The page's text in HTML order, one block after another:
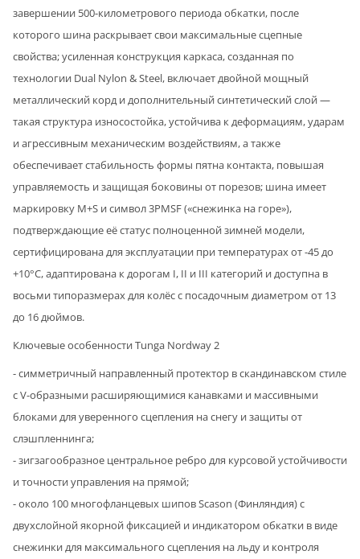
завершении 500-километрового периода обкатки, после
которого шина раскрывает свои максимальные сцепные
свойства; усиленная конструкция каркаса, созданная по
технологии Dual Nylon & Steel, включает двойной мощный
металлический корд и дополнительный синтетический слой —
такая структура износостойка, устойчива к деформациям, ударам
и агрессивным механическим воздействиям, а также
обеспечивает стабильность формы пятна контакта, повышая
управляемость и защищая боковины от порезов; шина имеет
маркировку M+S и символ 3PMSF («снежинка на горе»),
подтверждающие её статус полноценной зимней модели,
сертифицирована для эксплуатации при температурах от -45 до
+10°C, адаптирована к дорогам I, II и III категорий и доступна в
восьми типоразмерах для колёс с посадочным диаметром от 13
до 16 дюймов.
Ключевые особенности Tunga Nordway 2
- симметричный направленный протектор в скандинавском стиле
с V-образными расширяющимися канавками и массивными
блоками для уверенного сцепления на снегу и защиты от
слэшпленнинга;
- зигзагообразное центральное ребро для курсовой устойчивости
и точности управления на прямой;
- около 100 многофланцевых шипов Scason (Финляндия) с
двухслойной якорной фиксацией и индикатором обкатки в виде
снежинки для максимального сцепления на льду и контроля